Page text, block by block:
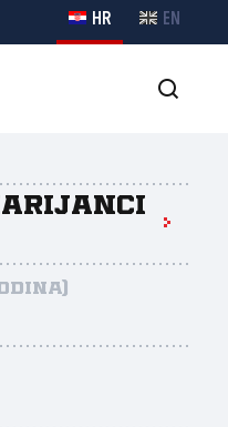
HR EN